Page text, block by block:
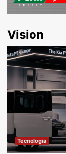
Vision
Tecnologia